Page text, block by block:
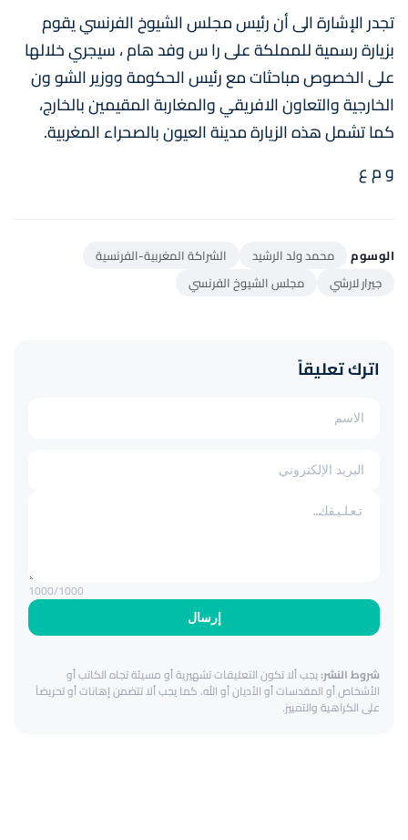
تجدر الإشارة الى أن رئيس مجلس الشيوخ الفرنسي يقوم
بزيارة رسمية للمملكة على را س وفد هام ، سيجري خلالها
على الخصوص مباحثات مع رئيس الحكومة ووزير الشو ون
الخارجية والتعاون الافريقي والمغاربة المقيمين بالخارج،
كما تشمل هذه الزيارة مدينة العيون بالصحراء المغربية.
و م ع
الوسوم محمد ولد الرشيد
الشراكة المغربية-الفرنسية
جيرار لارشي
مجلس الشيوخ الفرنسي
اترك تعليقاً
إرسال
1000/1000
شروط النشر:يجب ألا تكون التعليقات تشهيرية أو مسيئة تجاه الكاتب أو
الأشخاص أو المقدسات أو الأديان أو الله. كما يجب ألا تتضمن إهانات أو تحريضاً
على الكراهية والتمييز.